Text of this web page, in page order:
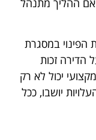
הפינוי במסגרת
הדירה זכות
יכול לא רק
יושבו, ככל